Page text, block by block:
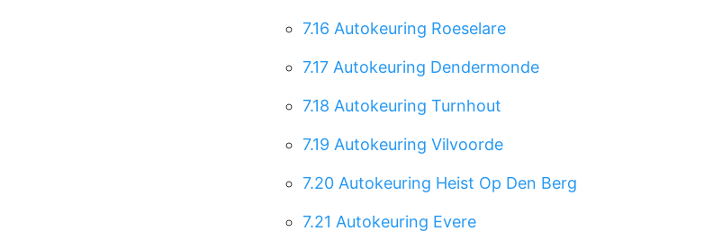
7.16 Autokeuring Roeselare
7.17 Autokeuring Dendermonde
7.18 Autokeuring Turnhout
7.19 Autokeuring Vilvoorde
7.20 Autokeuring Heist Op Den Berg
7.21 Autokeuring Evere